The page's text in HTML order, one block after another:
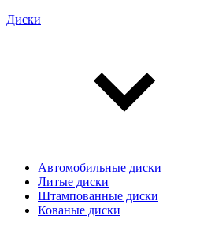
Диски
Автомобильные диски
Литые диски
Штампованные диски
Кованые диски